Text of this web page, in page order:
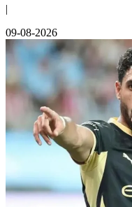
|
09-08-2026